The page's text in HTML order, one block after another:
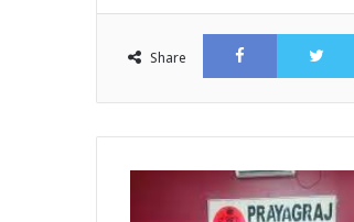
Share
Facebook